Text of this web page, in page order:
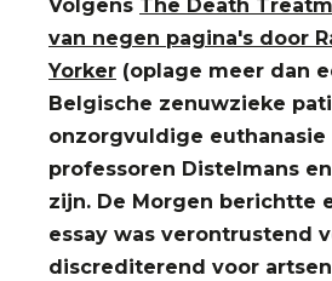
Volgens The Death
van negen pagina's door
Yorker (oplage meer dan
Belgische zenuwzieke
onzorgvuldige
professoren Distelmans
zijn. De Morgen berichtte
essay was verontrustend
discrediterend voor